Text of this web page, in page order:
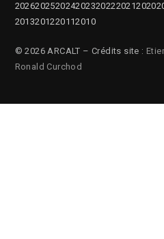
2026202520242023202220212020
2013201220112010
© 2026 ARCALT – Crédits site :
Ronald Curchod